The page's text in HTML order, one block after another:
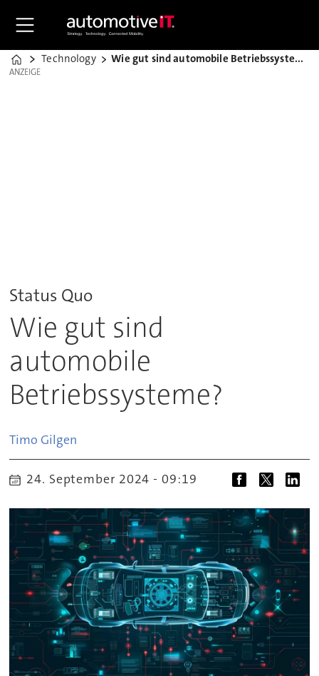
Home
Technology Wie gut sind automobile Betriebssysteme?
ANZEIGE
ANZEIGE
Status Quo
Wie gut sind
automobile
Betriebssysteme?
Timo Gilgen
24. September 2024 - 09:19